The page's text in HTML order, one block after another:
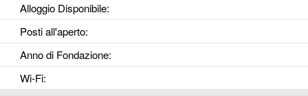
Alloggio Disponibile:
Posti all'aperto:
Anno di Fondazione:
Wi-Fi: